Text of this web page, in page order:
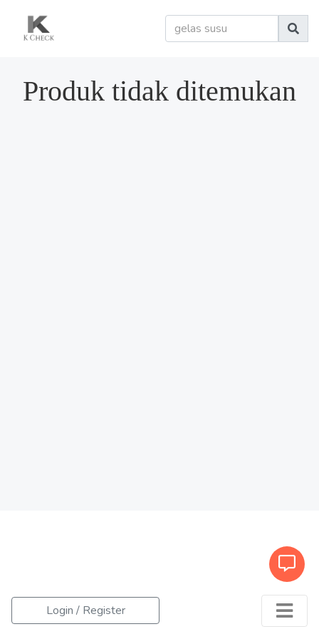
Produk tidak ditemukan
Login / Register